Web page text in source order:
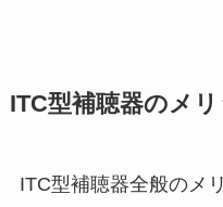
ITC型補聴器のメ
ITC型補聴器全般のメ